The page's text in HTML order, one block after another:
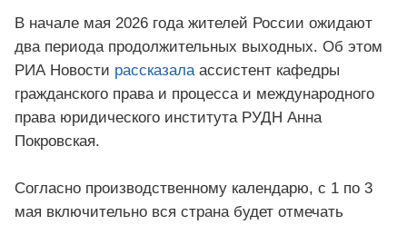
В начале мая 2026 года жителей России ожидают
два периода продолжительных выходных. Об этом
РИА Новости рассказала ассистент кафедры
гражданского права и процесса и международного
права юридического института РУДН Анна
Покровская.
Согласно производственному календарю, с 1 по 3
мая включительно вся страна будет отмечать